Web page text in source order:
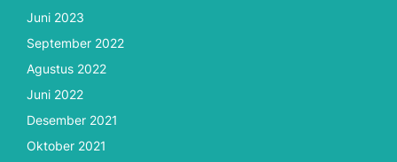
Juni 2023
September 2022
Agustus 2022
Juni 2022
Desember 2021
Oktober 2021